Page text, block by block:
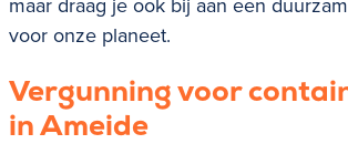
voor onze planeet.
Vergunning voor
in Ameide